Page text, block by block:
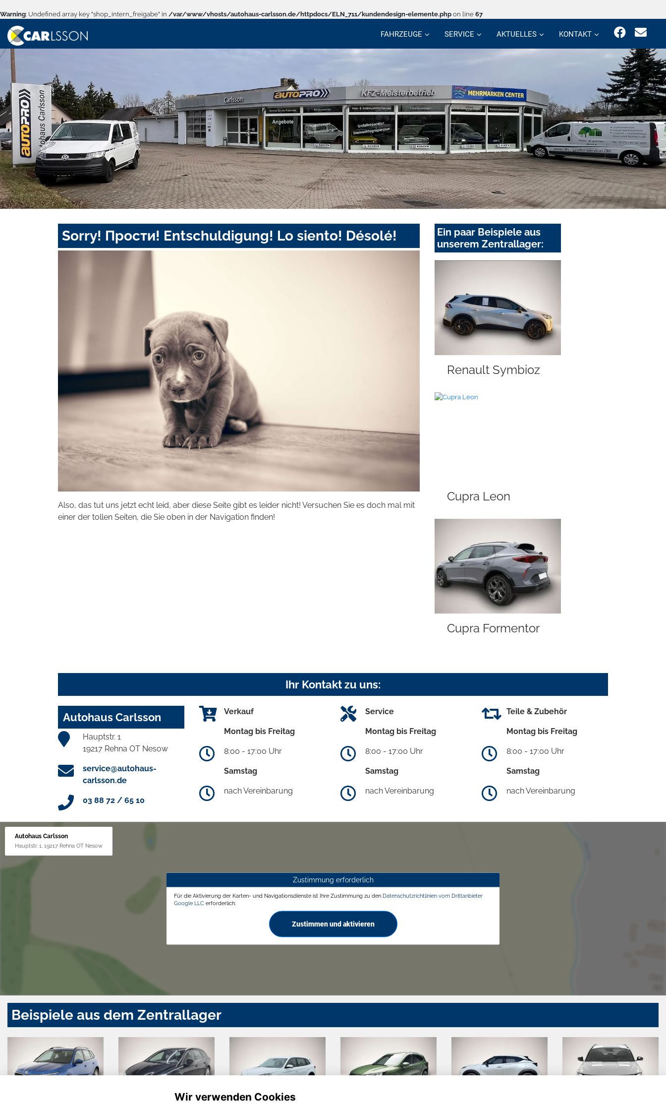
Warning: Undefined array key "shop_intern_freigabe" in /var/www/vhosts/autohaus-carlsson.de/httpdocs/ELN_711/kundendesign-elemente.php on line 67
FAHRZEUGE SERVICE AKTUELLES KONTAKT
Sorry! Прости! Entschuldigung! Lo siento! Désolé!
Also, das tut uns jetzt echt leid, aber diese Seite gibt es leider nicht! Versuchen Sie es doch mal mit
einer der tollen Seiten, die Sie oben in der Navigation finden!
Ein paar Beispiele aus
unserem Zentrallager:
Renault Symbioz
Cupra Leon
Cupra Formentor
Ihr Kontakt zu uns:
Autohaus Carlsson
Hauptstr. 1
19217 Rehna OT Nesow
service@autohaus-
carlsson.de
03 88 72 / 65 10
Verkauf
Montag bis Freitag
8:00 - 17:00 Uhr
Samstag
nach Vereinbarung
Service
Montag bis Freitag
8:00 - 17:00 Uhr
Samstag
nach Vereinbarung
Teile & Zubehör
Montag bis Freitag
8:00 - 17:00 Uhr
Samstag
nach Vereinbarung
Autohaus Carlsson
Hauptstr. 1, 19217 Rehna OT Nesow
Zustimmung erforderlich
Für die Aktivierung der Karten- und Navigationsdienste ist Ihre Zustimmung zu den Datenschutzrichtlinien vom Drittanbieter
Google LLC erforderlich.
Zustimmen und aktivieren
Beispiele aus dem Zentrallager
Wir verwenden Cookies